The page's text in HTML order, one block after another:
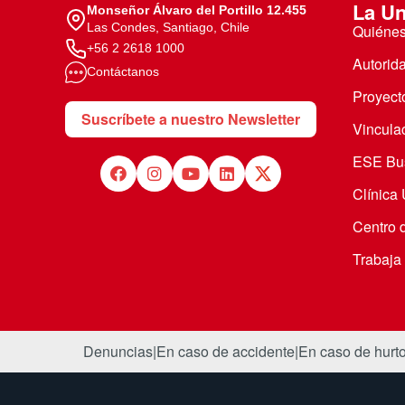
Monseñor Álvaro del Portillo 12.455
Las Condes, Santiago, Chile
+56 2 2618 1000
Contáctanos
Suscríbete a nuestro Newsletter
La
ESE
Clínica
Centro
Denuncias|En caso de accidente|En caso de hurto